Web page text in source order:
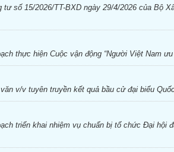
tư số 15/2026/TT-BXD ngày 29/4/2026 của Bộ
thực hiện Cuộc vận động “Người Việt Nam
v/v tuyên truyền kết quả bầu cử đại biểu
triển khai nhiệm vụ chuẩn bị tổ chức Đại hội